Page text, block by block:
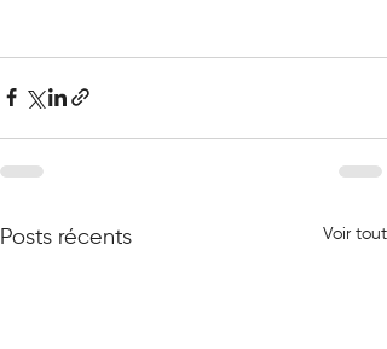
Posts récents Voir tout